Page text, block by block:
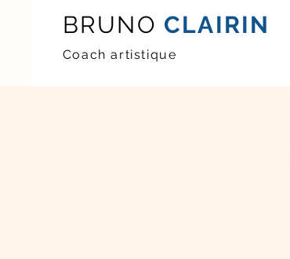
BRUNO CLAIRIN
Coach artistique